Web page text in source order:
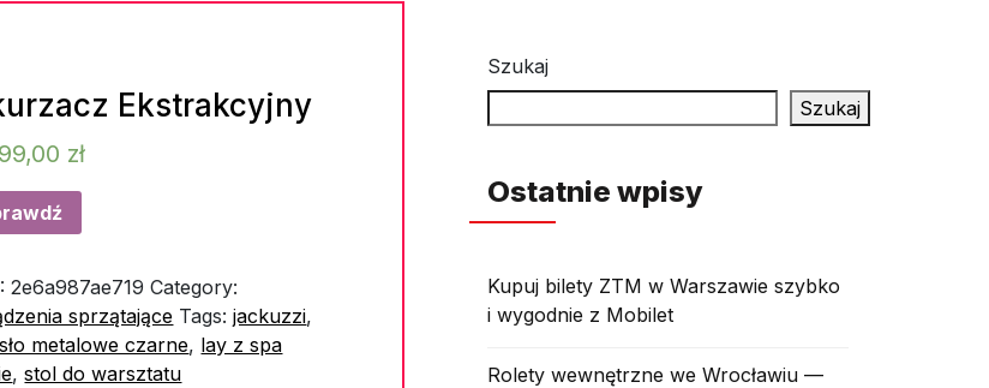
Ekstrakcyjny
zł
2e6a987ae719 Category:
sprzątające Tags:jackuzzi,
metalowe czarne, lay z spa
,stol do warsztatu
Szukaj
Szukaj
Ostatnie wpisy
Kupuj bilety ZTM w Warszawie szybko
i wygodnie z Mobilet
Rolety wewnętrzne we Wrocławiu —